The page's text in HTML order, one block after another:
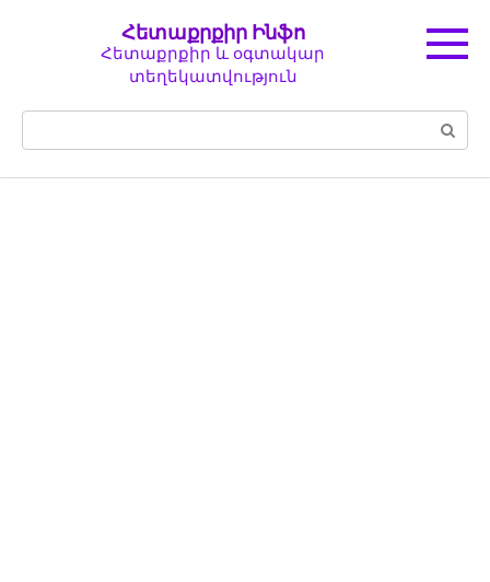
Հետաքրքիր Ինֆո
Հետաքրքիր և օգտակար
տեղեկատվություն